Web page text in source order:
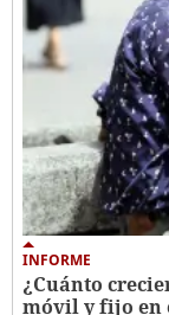
INFORME
¿Cuánto
móvil y fijo en